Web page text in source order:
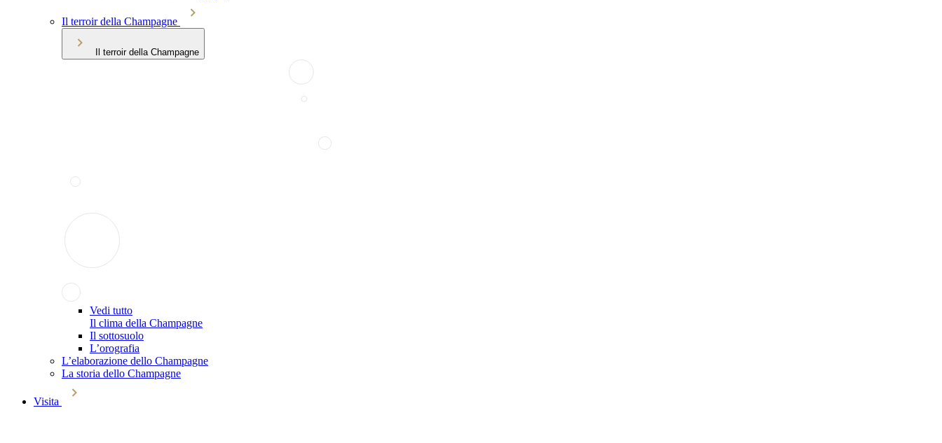
Il terroir della Champagne
Il terroir della Champagne
Vedi tutto
Il clima della Champagne
Il sottosuolo
L’orografia
L’elaborazione dello Champagne
La storia dello Champagne
Visita